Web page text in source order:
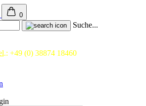
0
Suche...
+49 (0) 38874 18460